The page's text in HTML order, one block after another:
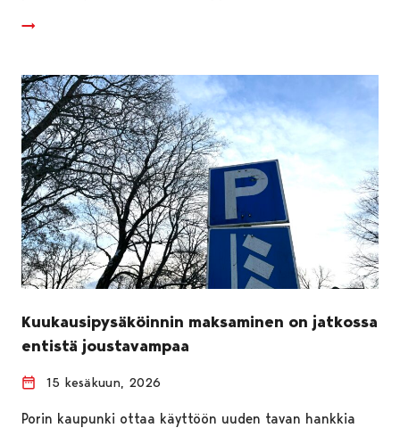
Kuukausipysäköinnin maksaminen on jatkossa
entistä joustavampaa
15 kesäkuun, 2026
Porin kaupunki ottaa käyttöön uuden tavan hankkia